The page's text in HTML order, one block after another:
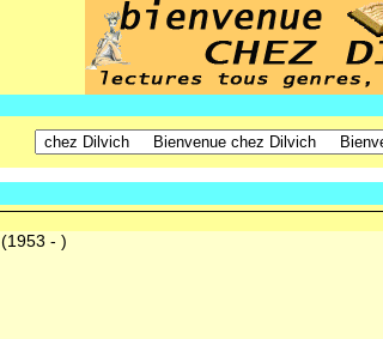
(1953 - )